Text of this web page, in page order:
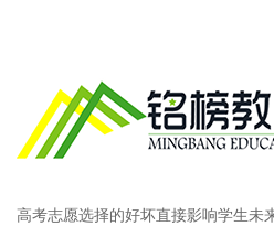
高考志愿选择的好坏直接影响学生未